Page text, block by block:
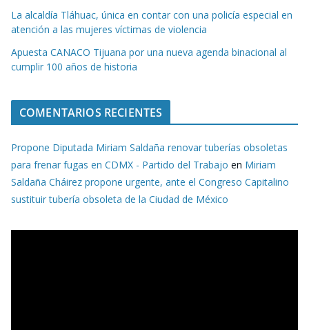
La alcaldía Tláhuac, única en contar con una policía especial en
atención a las mujeres víctimas de violencia
Apuesta CANACO Tijuana por una nueva agenda binacional al
cumplir 100 años de historia
COMENTARIOS RECIENTES
Propone Diputada Miriam Saldaña renovar tuberías obsoletas
para frenar fugas en CDMX - Partido del Trabajo en Miriam
Saldaña Cháirez propone urgente, ante el Congreso Capitalino
sustituir tubería obsoleta de la Ciudad de México